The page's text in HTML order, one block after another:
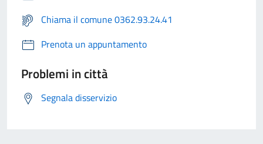
Chiama il comune 0362.93.24.41
Prenota un appuntamento
Problemi in città
Segnala disservizio